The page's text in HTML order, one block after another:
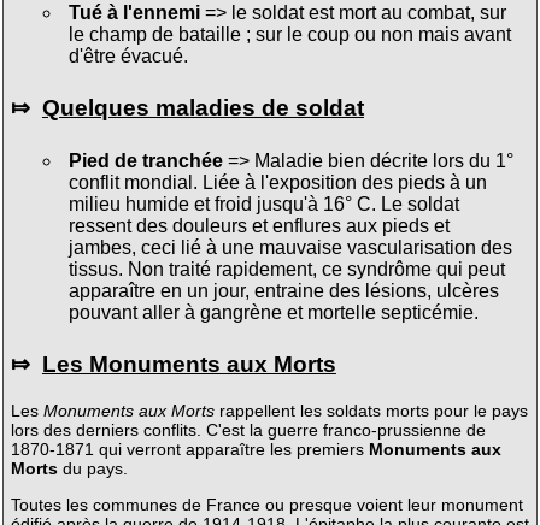
Tué à l'ennemi=> le soldat est mort au combat, sur
le champ de bataille ; sur le coup ou non mais avant
d'être évacué.
⤇ Quelques maladies de soldat
Pied de tranchée=> Maladie bien décrite lors du 1°
conflit mondial. Liée à l'exposition des pieds à un
milieu humide et froid jusqu'à 16° C. Le soldat
ressent des douleurs et enflures aux pieds et
jambes, ceci lié à une mauvaise vascularisation des
tissus. Non traité rapidement, ce syndrôme qui peut
apparaître en un jour, entraine des lésions, ulcères
pouvant aller à gangrène et mortelle septicémie.
⤇ Les Monuments aux Morts
Les Monuments aux Mortsrappellent les soldats morts pour le pays
lors des derniers conflits. C'est la guerre franco-prussienne de
1870-1871 qui verront apparaître les premiers Monuments aux
Mortsdu pays.
Toutes les communes de France ou presque voient leur monument